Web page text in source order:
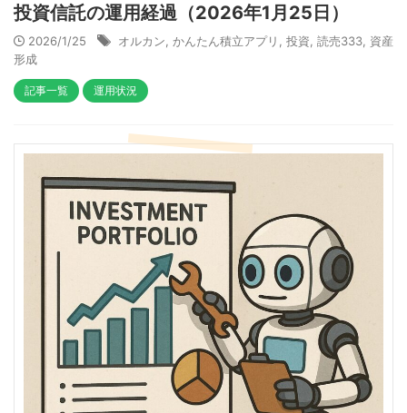
投資信託の運用経過（2026年1月25日）
2026/1/25 オルカン かんたん積立アプリ 投資 読売333 資産
形成
記事一覧 運用状況